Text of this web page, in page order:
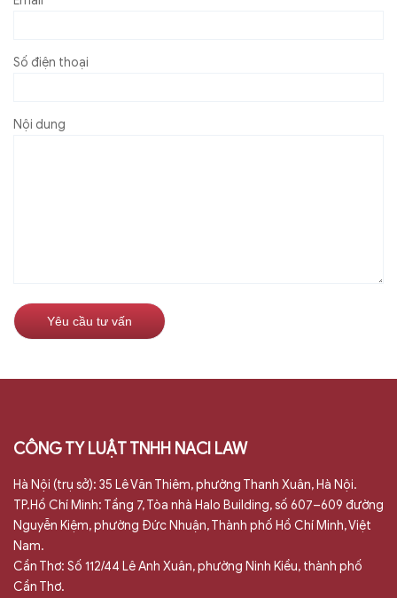
Số điện thoại
Nội dung
CÔNG TY LUẬT TNHH NACI LAW
Hà Nội (trụ sở): 35 Lê Văn Thiêm, phường Thanh Xuân, Hà Nội.
TP.Hồ Chí Minh: Tầng 7, Tòa nhà Halo Building, số 607–609 đường
Nguyễn Kiệm, phường Đức Nhuận, Thành phố Hồ Chí Minh, Việt
Nam.
Cần Thơ: Số 112/44 Lê Anh Xuân, phường Ninh Kiều, thành phố
Cần Thơ.